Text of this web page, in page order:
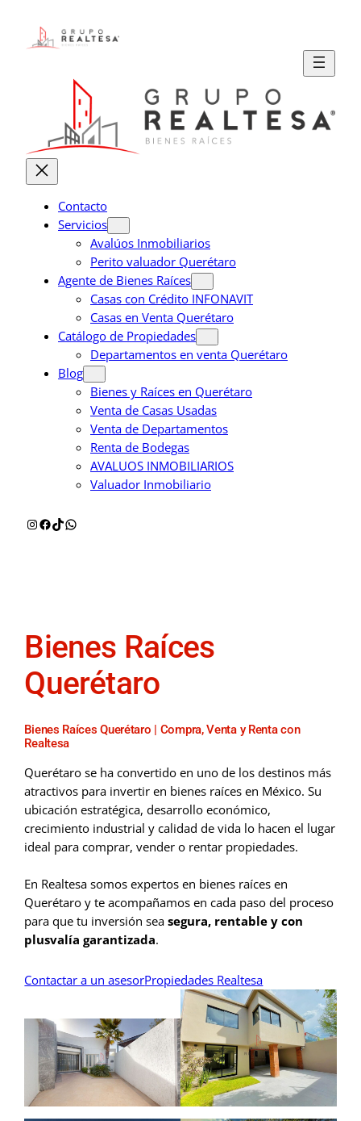
contenido
Contacto
Servicios
Avalúos Inmobiliarios
Perito valuador Querétaro
Agente de Bienes Raíces
Casas con Crédito INFONAVIT
Casas en Venta Querétaro
Catálogo de Propiedades
Departamentos en venta Querétaro
Blog
Bienes y Raíces en Querétaro
Venta de Casas Usadas
Venta de Departamentos
Renta de Bodegas
AVALUOS INMOBILIARIOS
Valuador Inmobiliario
Instagram
Facebook
TikTokWhatsApp
Bienes Raíces
Querétaro
Bienes Raíces Querétaro | Compra, Venta y Renta con
Realtesa
Querétaro se ha convertido en uno de los destinos más
atractivos para invertir en bienes raíces en México. Su
ubicación estratégica, desarrollo económico,
crecimiento industrial y calidad de vida lo hacen el lugar
ideal para comprar, vender o rentar propiedades.
En Realtesa somos expertos en bienes raíces en
Querétaro y te acompañamos en cada paso del proceso
para que tu inversión seasegura, rentable y con
plusvalía garantizada.
Contactar a un asesorPropiedades Realtesa